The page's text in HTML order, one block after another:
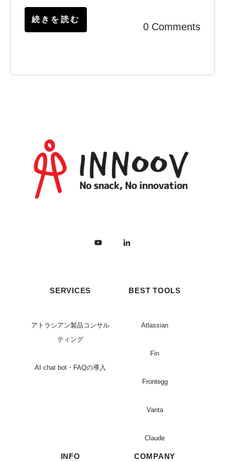
続きを読む
0 Comments
SERVICES
アトラシアン製品コンサル
ティング
AI chat bot・FAQの導入
BEST TOOLS
Atlassian
Fin
Frontegg
Vanta
Claude
INFO COMPANY